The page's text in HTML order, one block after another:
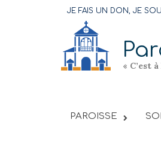
content
JE FAIS UN DON, JE
« C’est
PAROISSE